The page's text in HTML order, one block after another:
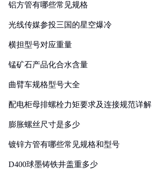
铝方管有哪些常见规格
光线传媒参投三国的星空爆冷
横担型号对应重量
锰矿石产品化合水含量
曲臂车规格型号大全
配电柜母排螺栓力矩要求及连接规范详解
膨胀螺丝尺寸是多少
镀锌方管有哪些常见规格和型号
D400球墨铸铁井盖重多少